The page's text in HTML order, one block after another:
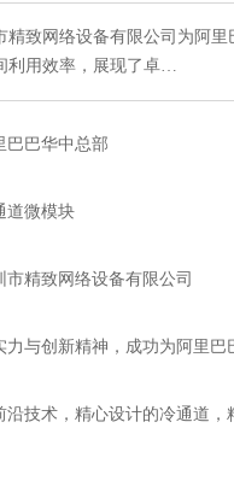
精致网络设备有限公司为阿
利用效率，展现了卓…
巴华中总部
微模块
精致网络设备有限公司
创新精神，成功为阿里巴
术，精心设计的冷通道，